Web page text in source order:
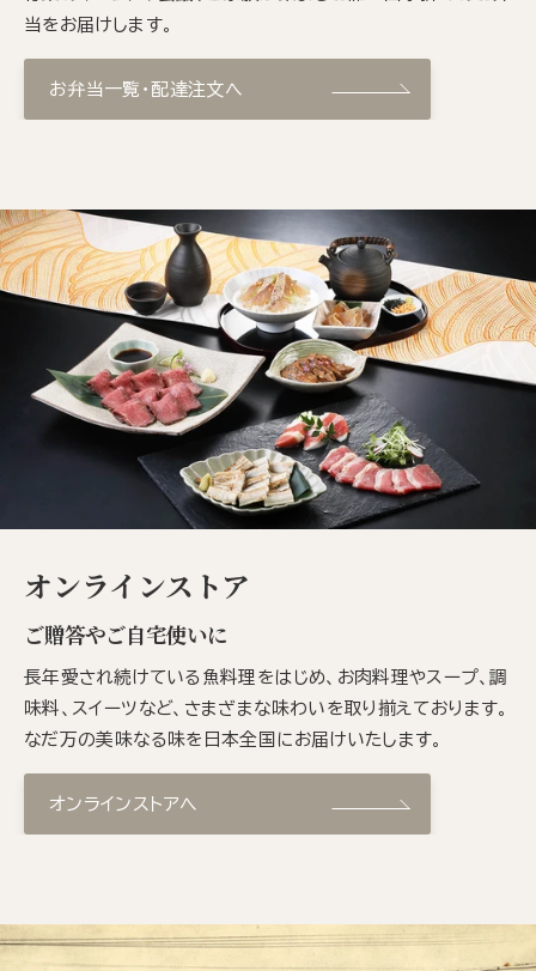
当をお届けします。
お弁当一覧・配達注文へ
オンラインストア
ご贈答やご自宅使いに
長年愛され続けている魚料理をはじめ、お肉料理やスープ、調
味料、スイーツなど、さまざまな味わいを取り揃えております。
なだ万の美味なる味を日本全国にお届けいたします。
オンラインストアへ